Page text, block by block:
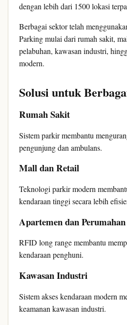
dengan lebih dari 1500 lokasi
Berbagai sektor telah
Parking mulai dari rumah sakit,
pelabuhan, kawasan industri,
modern.
Solusi untuk
Rumah Sakit
Sistem parkir membantu
pengunjung dan ambulans.
Mall dan Retail
Teknologi parkir modern
kendaraan tinggi secara lebih
Apartemen dan Perumahan
RFID long range membantu
kendaraan penghuni.
Kawasan Industri
Sistem akses kendaraan modern
keamanan kawasan industri.